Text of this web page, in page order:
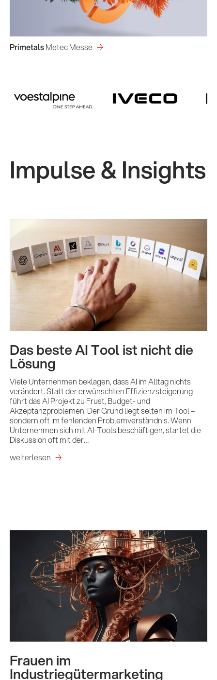
Primetals Metec Messe
Impulse & Insights
Das beste AI Tool ist nicht die
Lösung
Viele Unternehmen beklagen, dass AI im Alltag nichts
verändert. Statt der erwünschten Effizienzsteigerung
führt das AI Projekt zu Frust, Budget- und
Akzeptanzproblemen. Der Grund liegt selten im Tool –
sondern oft im fehlenden Problemverständnis. Wenn
Unternehmen sich mit AI-Tools beschäftigen, startet die
Diskussion oft mit der…
weiterlesen
Frauen im
Industriegütermarketing